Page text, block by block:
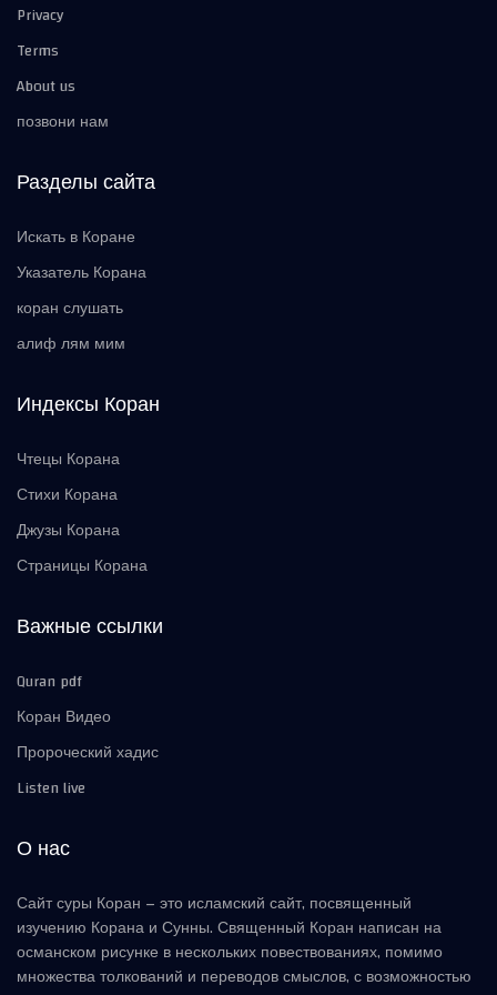
Privacy
Terms
About us
позвони нам
Разделы сайта
Искать в Коране
Указатель Корана
коран слушать
алиф лям мим
Индексы Коран
Чтецы Корана
Стихи Корана
Джузы Корана
Страницы Корана
Важные ссылки
Quran pdf
Коран Видео
Пророческий хадис
Listen live
О нас
Сайт суры Коран – это исламский сайт, посвященный
изучению Корана и Сунны. Священный Коран написан на
османском рисунке в нескольких повествованиях, помимо
множества толкований и переводов смыслов, с возможностью